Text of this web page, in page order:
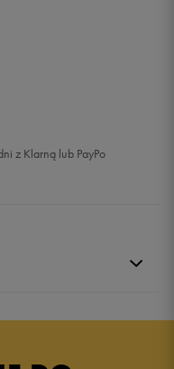
z Klarną lub PayPo